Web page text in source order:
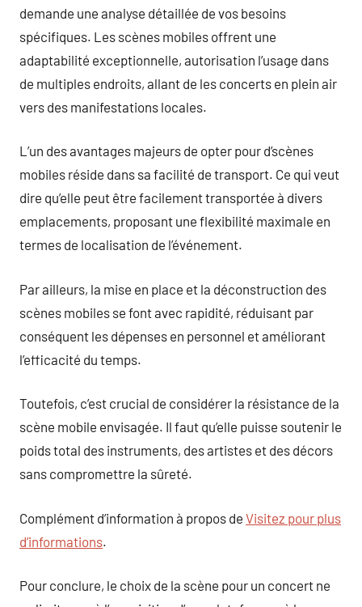
demande une analyse détaillée de vos besoins
spécifiques. Les scènes mobiles offrent une
adaptabilité exceptionnelle, autorisation l’usage dans
de multiples endroits, allant de les concerts en plein air
vers des manifestations locales.
L’un des avantages majeurs de opter pour d’scènes
mobiles réside dans sa facilité de transport. Ce qui veut
dire qu’elle peut être facilement transportée à divers
emplacements, proposant une flexibilité maximale en
termes de localisation de l’événement.
Par ailleurs, la mise en place et la déconstruction des
scènes mobiles se font avec rapidité, réduisant par
conséquent les dépenses en personnel et améliorant
l’efficacité du temps.
Toutefois, c’est crucial de considérer la résistance de la
scène mobile envisagée. Il faut qu’elle puisse soutenir le
poids total des instruments, des artistes et des décors
sans compromettre la sûreté.
Complément d’information à propos de Visitez pour plus
d’informations.
Pour conclure, le choix de la scène pour un concert ne